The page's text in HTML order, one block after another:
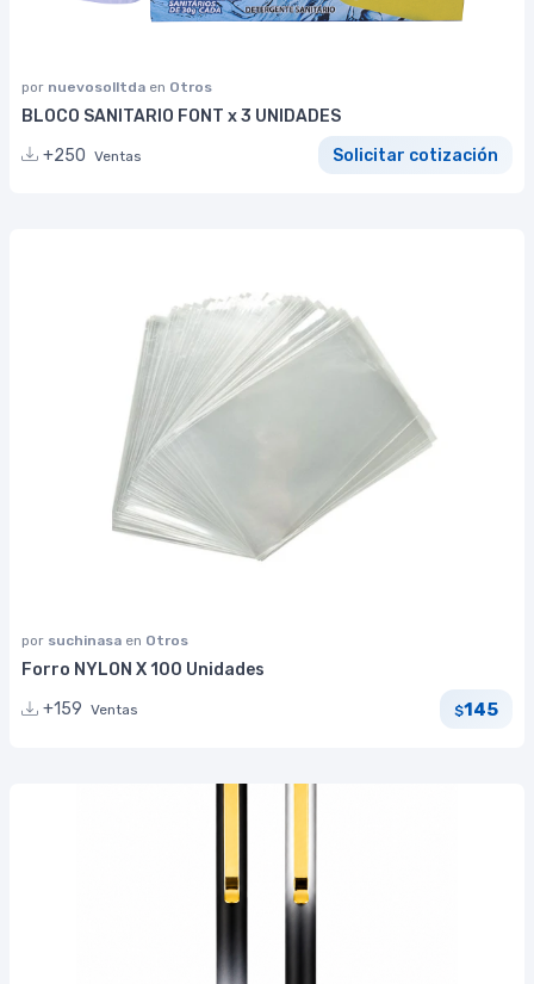
por nuevosolltda en Otros
BLOCO SANITARIO FONT x 3 UNIDADES
+250 Ventas Solicitar cotización
por suchinasa en Otros
Forro NYLON X 100 Unidades
+159 Ventas $145